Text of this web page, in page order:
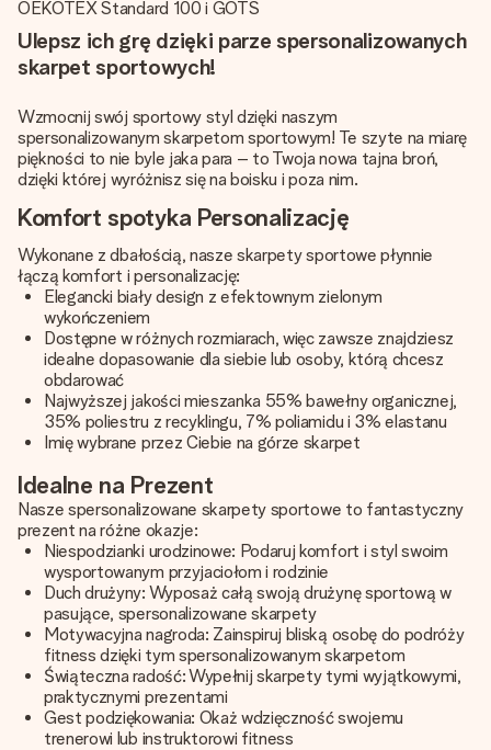
OEKOTEX Standard 100 i GOTS
Ulepsz ich grę dzięki parze spersonalizowanych
skarpet sportowych!
Wzmocnij swój sportowy styl dzięki naszym
spersonalizowanym skarpetom sportowym! Te szyte na miarę
piękności to nie byle jaka para – to Twoja nowa tajna broń,
dzięki której wyróżnisz się na boisku i poza nim.
Komfort spotyka Personalizację
Wykonane z dbałością, nasze skarpety sportowe płynnie
łączą komfort i personalizację:
Elegancki biały design z efektownym zielonym
wykończeniem
Dostępne w różnych rozmiarach, więc zawsze znajdziesz
idealne dopasowanie dla siebie lub osoby, którą chcesz
obdarować
Najwyższej jakości mieszanka 55% bawełny organicznej,
35% poliestru z recyklingu, 7% poliamidu i 3% elastanu
Imię wybrane przez Ciebie na górze skarpet
Idealne na Prezent
Nasze spersonalizowane skarpety sportowe to fantastyczny
prezent na różne okazje:
Niespodzianki urodzinowe: Podaruj komfort i styl swoim
wysportowanym przyjaciołom i rodzinie
Duch drużyny: Wyposaż całą swoją drużynę sportową w
pasujące, spersonalizowane skarpety
Motywacyjna nagroda: Zainspiruj bliską osobę do podróży
fitness dzięki tym spersonalizowanym skarpetom
Świąteczna radość: Wypełnij skarpety tymi wyjątkowymi,
praktycznymi prezentami
Gest podziękowania: Okaż wdzięczność swojemu
trenerowi lub instruktorowi fitness